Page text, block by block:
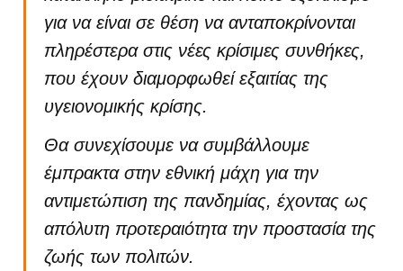
για να είναι σε θέση να ανταποκρίνονται
πληρέστερα στις νέες κρίσιμες συνθήκες,
που έχουν διαμορφωθεί εξαιτίας της
υγειονομικής κρίσης.
Θα συνεχίσουμε να συμβάλλουμε
έμπρακτα στην εθνική μάχη για την
αντιμετώπιση της πανδημίας, έχοντας ως
απόλυτη προτεραιότητα την προστασία της
ζωής των πολιτών.